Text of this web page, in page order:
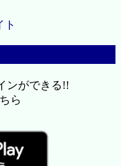
ト
ンができる!!
ら